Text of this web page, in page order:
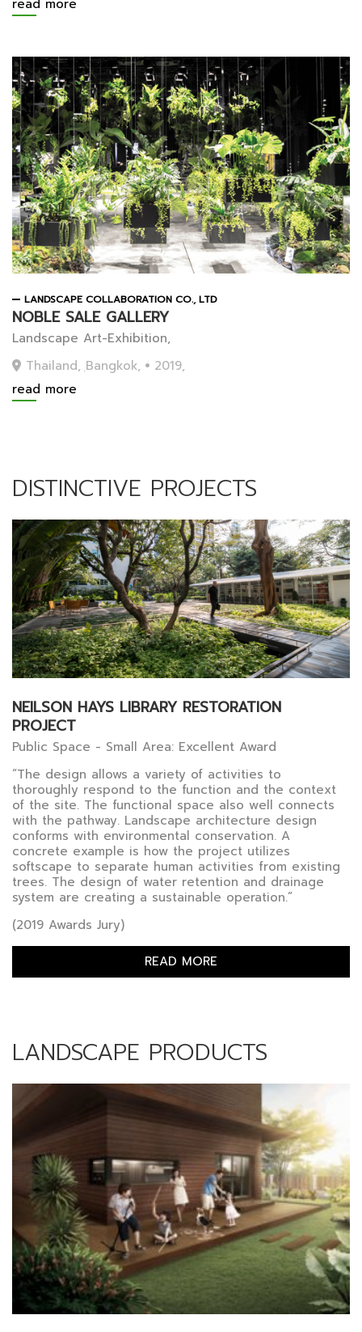
read more
LANDSCAPE COLLABORATION CO., LTD
NOBLE SALE GALLERY
Landscape Art-Exhibition,
Thailand, ฺBangkok,
2019,
read more
DISTINCTIVE PROJECTS
NEILSON HAYS LIBRARY RESTORATION
PROJECT
Public Space - Small Area: Excellent Award
“The design allows a variety of activities to
thoroughly respond to the function and the context
of the site. The functional space also well connects
with the pathway. Landscape architecture design
conforms with environmental conservation. A
concrete example is how the project utilizes
softscape to separate human activities from existing
trees. The design of water retention and drainage
system are creating a sustainable operation.”
(2019 Awards Jury)
READ MORE
LANDSCAPE PRODUCTS